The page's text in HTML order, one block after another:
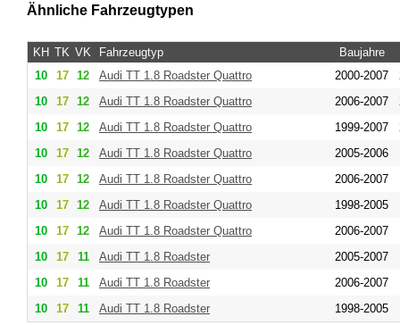
Ähnliche Fahrzeugtypen
KH TK VK Fahrzeugtyp
Baujahre
10
17 12 Audi TT 1.8 Roadster Quattro 2000-2007
10
17 12 Audi TT 1.8 Roadster Quattro 2006-2007
10
17 12 Audi TT 1.8 Roadster Quattro 1999-2007
10
17 12 Audi TT 1.8 Roadster Quattro 2005-2006
10
17 12 Audi TT 1.8 Roadster Quattro 2006-2007
10
17 12 Audi TT 1.8 Roadster Quattro 1998-2005
10
17 12 Audi TT 1.8 Roadster Quattro 2006-2007
10
17 11 Audi TT 1.8 Roadster 2005-2007
10
17 11 Audi TT 1.8 Roadster 2006-2007
10
17 11 Audi TT 1.8 Roadster 1998-2005